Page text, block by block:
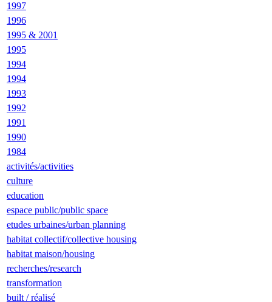
1997
1996
1995 & 2001
1995
1994
1994
1993
1992
1991
1990
1984
activités/activities
culture
education
espace public/public space
etudes urbaines/urban planning
habitat collectif/collective housing
habitat maison/housing
recherches/research
transformation
built / réalisé